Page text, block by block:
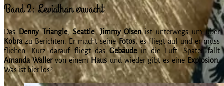
Band 2: Leviathan erwacht
Das Denny Triangle,Seattle.Jimmy Olsenist unterwegs um über
Kobrazu Berichten. Er macht seineFotos, es fliegt auf und er muss
fliehen. Kurz darauf fliegt das Gebäudein die Luft. Später fällt
Amanda Wallervon einemHausund wieder gibt es eine Explosion.
Was ist hier los?